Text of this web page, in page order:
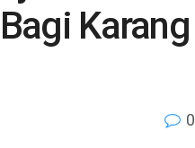
Karang
0